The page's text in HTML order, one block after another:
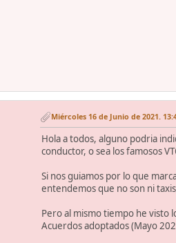
Miércoles 16 de Junio de 2021.
Hola a todos, alguno podria
conductor, o sea los famosos
Si nos guiamos por lo que
entendemos que no son ni
Pero al mismo tiempo he visto
Acuerdos adoptados (Mayo